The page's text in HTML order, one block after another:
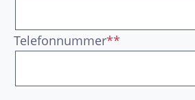
Telefonnummer**